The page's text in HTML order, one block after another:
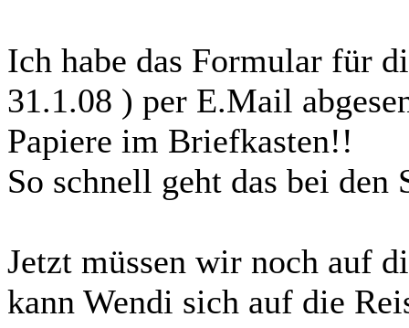
Ich habe das Formular für
31.1.08 ) per E.Mail
Papiere im Briefkasten!!
So schnell geht das bei den
Jetzt müssen wir noch auf
kann Wendi sich auf die